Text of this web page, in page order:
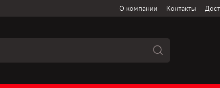
О компании Контакты